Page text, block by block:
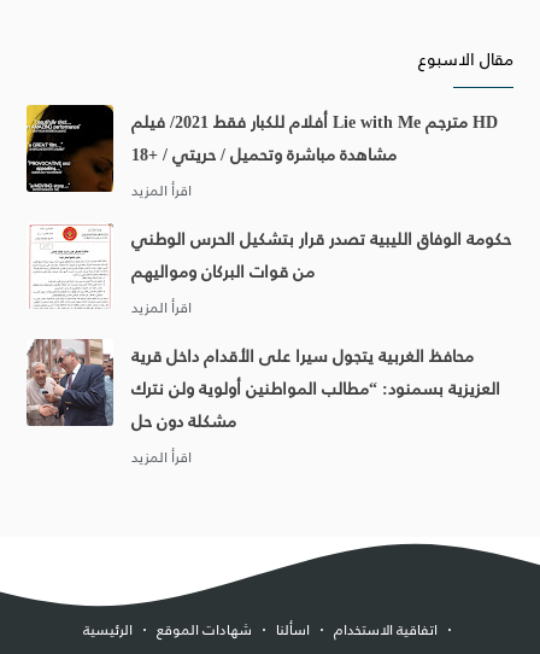
مقال الاسبوع
أفلام للكبار فقط 2021/ فيلم Lie with Me مترجم HD
مشاهدة مباشرة وتحميل / حريتي / +18
حكومة الوفاق الليبية تصدر قرار بتشكيل الحرس الوطني
من قوات البركان ومواليهم
محافظ الغربية يتجول سيرا على الأقدام داخل قرية
العزيزية بسمنود: “مطالب المواطنين أولوية ولن نترك
مشكلة دون حل
الرئيسية شهادات الموقع اسألنا
اتفاقية الاستخدام